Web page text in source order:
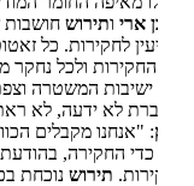
ארי תירושחושבות
לחקירות. כל זאטוט
ולכל נחקר
המשטרה וצפתה
: "אנחנו מקבלים הכוונה מ
החקירה, בהודעת
תירושנוכחת בכל